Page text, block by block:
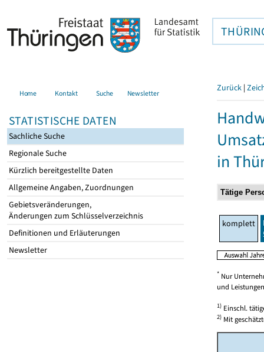
Home Kontakt Suche Newsletter
STATISTISCHE DATEN
Sachliche Suche
Regionale Suche
Kürzlich bereitgestellte Daten
Allgemeine Angaben, Zuordnungen
Gebietsveränderungen,
Änderungen zum Schlüsselverzeichnis
Definitionen und Erläuterungen
Newsletter
Zurück |
in
komplett
* Nur
und
1) Einschl.
2) Mit